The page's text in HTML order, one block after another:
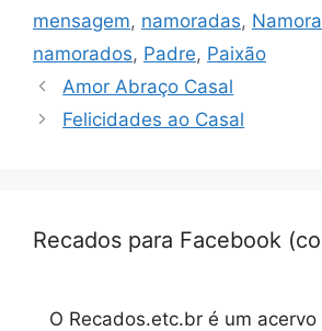
mensagem, namoradas,
namorados, Padre, Paixão
Amor Abraço Casal
Felicidades ao Casal
Recados para Facebook
O Recados.etc.br é um